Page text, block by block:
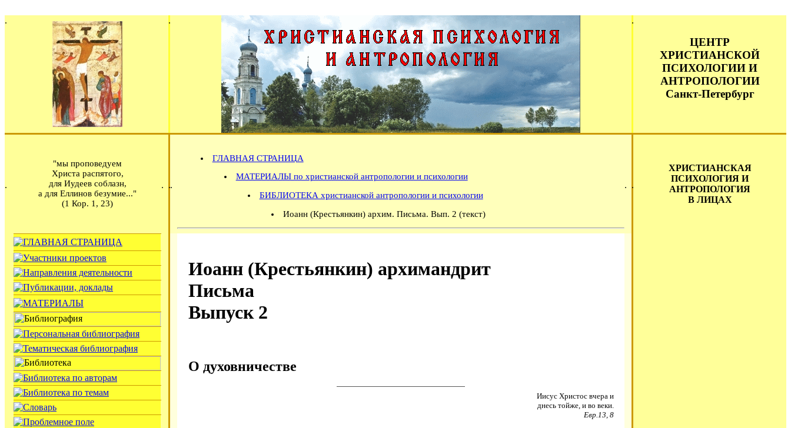
ЦЕНТР
ХРИСТИАНСКОЙ
ПСИХОЛОГИИ И
АНТРОПОЛОГИИ
Санкт-Петербург
"мы проповедуем
Христа распятого,
для Иудеев соблазн,
а для Еллинов безумие..."
(1 Кор. 1, 23)
ГЛАВНАЯ СТРАНИЦА
МАТЕРИАЛЫ по христианской антропологии и психологии
БИБЛИОТЕКА христианской антропологии и психологии
Иоанн (Крестьянкин) архим. Письма. Вып. 2 (текст)
ХРИСТИАНСКАЯ
ПСИХОЛОГИЯ И
АНТРОПОЛОГИЯ
В ЛИЦАХ
Иоанн (Крестьянкин) архимандрит
Письма
Выпуск 2
О духовничестве
Иисус Христос вчера и
днесь тойже, и во веки.
Евр.13, 8